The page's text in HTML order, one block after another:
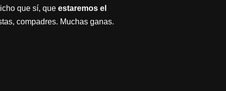
que sí, que estaremos el
compadres. Muchas ganas.